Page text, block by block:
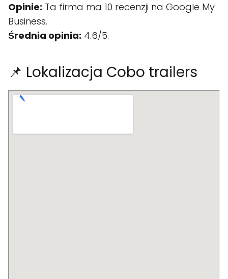
Opinie: Ta firma ma 10 recenzji na Google My
Business.
Średnia opinia: 4.6/5.
📌 Lokalizacja Cobo trailers